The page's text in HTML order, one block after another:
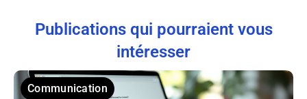
Publications qui pourraient vous
intéresser
Communication